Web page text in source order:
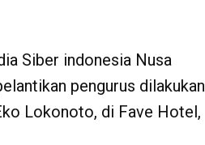
Siber indonesia Nusa
pengurus dilakukan
Lokonoto, di Fave Hotel,